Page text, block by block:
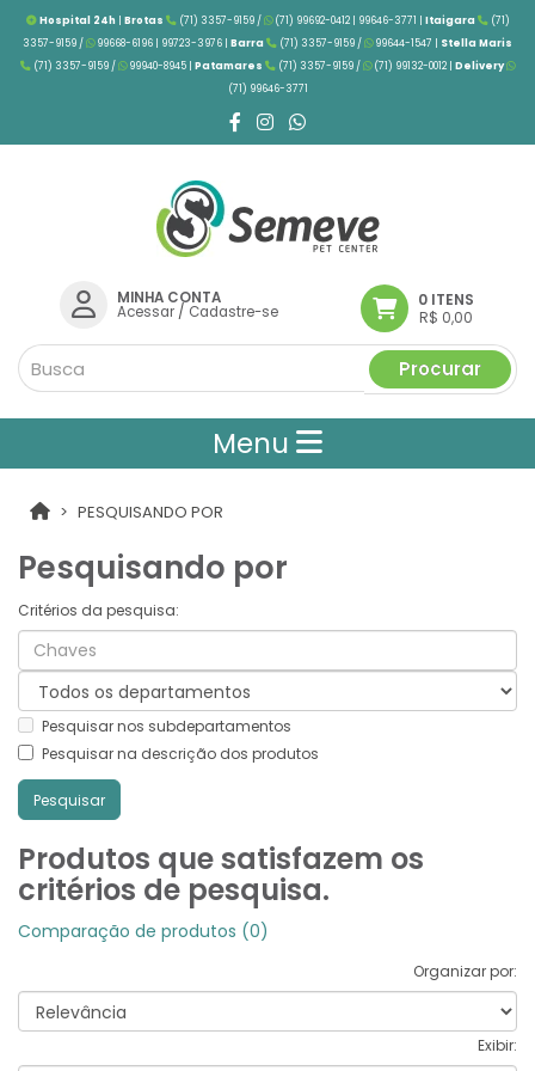
Hospital 24h| Brotas (71) 3357-9159 / (71) 99692-0412 | 99646-3771 | Itaigara
(71)
3357-9159 /
99668-6196 | 99723-3976 | Barra (71) 3357-9159 / 99644-1547 | Stella Maris
(71) 3357-9159 /
99940-8945 | Patamares (71) 3357-9159 / (71) 99132-0012 | Delivery
(71) 99646-3771
MINHA CONTA
Acessar/ Cadastre-se
0 ITENS
R$ 0,00
Procurar
Menu
PESQUISANDO POR
Pesquisando por
Critérios da pesquisa:
Pesquisar nos subdepartamentos
Pesquisar na descrição dos produtos
Produtos que satisfazem os
critérios de pesquisa.
Comparação de produtos (0)
Organizar por:
Exibir: